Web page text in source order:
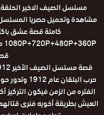
كاملة قصة عشق
حرب
الفتره من الزمن فيكون
العيش بطريقة أخويه فنرى